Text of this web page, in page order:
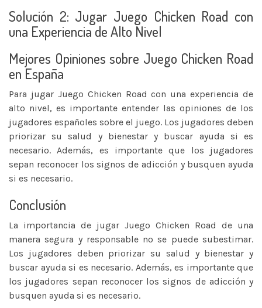
Solución 2: Jugar Juego Chicken Road con
una Experiencia de Alto Nivel
Mejores Opiniones sobre Juego Chicken Road
en España
Para jugar Juego Chicken Road con una experiencia de
alto nivel, es importante entender las opiniones de los
jugadores españoles sobre el juego. Los jugadores deben
priorizar su salud y bienestar y buscar ayuda si es
necesario. Además, es importante que los jugadores
sepan reconocer los signos de adicción y busquen ayuda
si es necesario.
Conclusión
La importancia de jugar Juego Chicken Road de una
manera segura y responsable no se puede subestimar.
Los jugadores deben priorizar su salud y bienestar y
buscar ayuda si es necesario. Además, es importante que
los jugadores sepan reconocer los signos de adicción y
busquen ayuda si es necesario.